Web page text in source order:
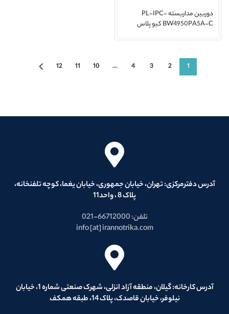
دوربین مداربسته PL-IPC-
BW4950PA5A-C کیو پلاس
1
2
3
4
…
10
11
12
آدرس دفترمرکزی: تهران، خیابان جمهوری، خیابان یغما، کوچه تلفنخانه،
پلاک 8 ، واحد11
تلفن: 66712000-021
info [at] irannotrika.com
آدرس کارخانه: گیلان، منطقه آزاد انزلی، شهرک صنعتی شماره 1، خیابان
نیلوفر، خیابان قاصدک، پلاک 14، طبقه همکف